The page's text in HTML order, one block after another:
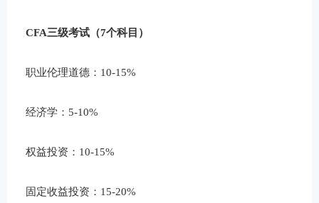
CFA三级考试（7个科目）
职业伦理道德：10-15%
经济学：5-10%
权益投资：10-15%
固定收益投资：15-20%